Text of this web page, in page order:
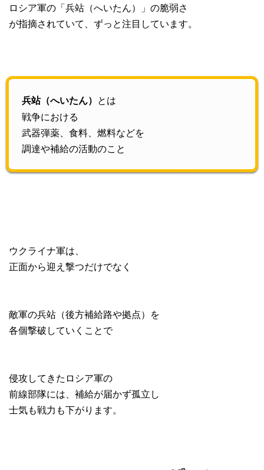
ロシア軍の「兵站（へいたん）」の脆弱さ
が指摘されていて、ずっと注目しています。
兵站（へいたん）
とは
戦争における
武器弾薬、食料、燃料などを
調達や補給の活動のこと
ウクライナ軍は、
正面から迎え撃つだけでなく
敵軍の兵站（後方補給路や拠点）を
各個撃破していくことで
侵攻してきたロシア軍の
前線部隊には、 補給が届かず孤立し
士気も戦力も下がります。